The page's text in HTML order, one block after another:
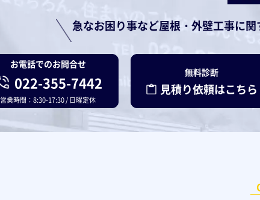
急なお困り事など屋根・外壁工事に
お電話でのお問合せ
022-355-7442
営業時間：8:30-17:30 / 日曜定休
無料診断
見積り依頼はこちら